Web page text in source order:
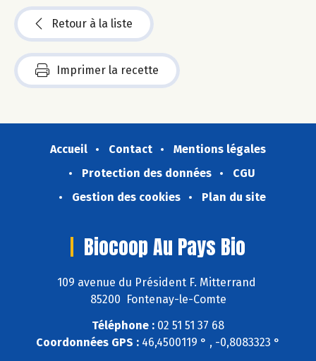
Retour à la liste
Imprimer la recette
Accueil Contact
Mentions légales
Protection des données
CGU
Gestion des cookies
Plan du site
Biocoop Au Pays Bio
109 avenue du Président F. Mitterrand
85200 Fontenay-le-Comte
Téléphone : 02 51 51 37 68
Coordonnées GPS : 46,4500119 ° , -0,8083323 °